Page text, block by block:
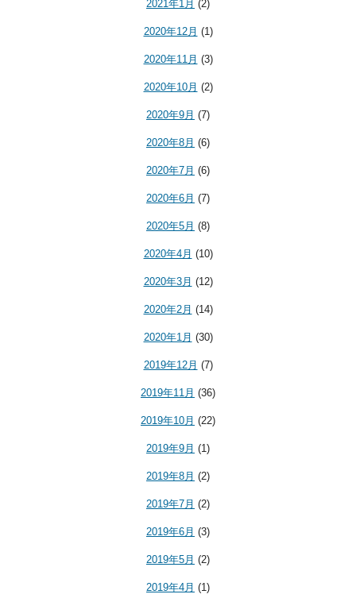
2021年1月 (2)
2020年12月 (1)
2020年11月 (3)
2020年10月 (2)
2020年9月 (7)
2020年8月 (6)
2020年7月 (6)
2020年6月 (7)
2020年5月 (8)
2020年4月 (10)
2020年3月 (12)
2020年2月 (14)
2020年1月 (30)
2019年12月 (7)
2019年11月 (36)
2019年10月 (22)
2019年9月 (1)
2019年8月 (2)
2019年7月 (2)
2019年6月 (3)
2019年5月 (2)
2019年4月 (1)